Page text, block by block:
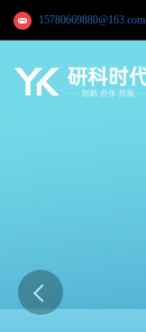
15780669880@163.com